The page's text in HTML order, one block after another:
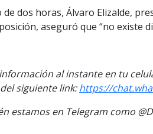
de dos horas, Álvaro Elizalde,
aseguró que “no existe
al instante en tu
siguiente link:https://
estamos en Telegram como